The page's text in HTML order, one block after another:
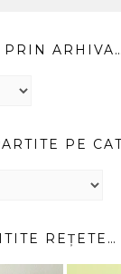
PRIN ARHIVA…
PE
REȚETE…